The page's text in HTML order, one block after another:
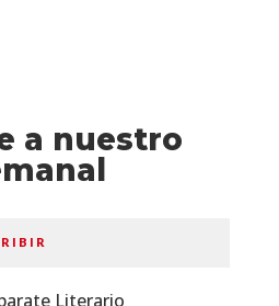
a nuestro